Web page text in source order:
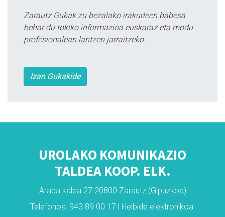
Zarautz Gukak zu bezalako irakurleen babesa
behar du tokiko informazioa euskaraz eta modu
profesionalean lantzen jarraitzeko.
Izan Gukakide
UROLAKO KOMUNIKAZIO
TALDEA KOOP. ELK.
Araba kalea 27 20800 Zarautz (Gipuzkoa)
Telefonoa: 943 89 00 17 | Helbide elektronikoa: